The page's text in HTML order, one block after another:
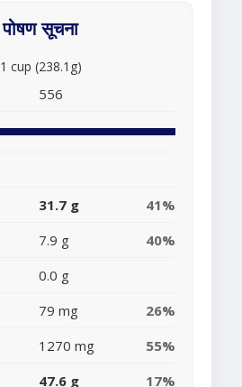
पोषण सूचना
1 cup (238.1g)
556
31.7 g
41%
7.9 g
40%
0.0 g
79 mg
26%
1270 mg
55%
47.6 g 17%